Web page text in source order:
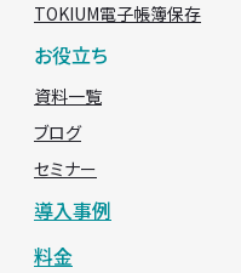
TOKIUM電子帳簿保存
お役立ち
資料一覧
ブログ
セミナー
導入事例
料金